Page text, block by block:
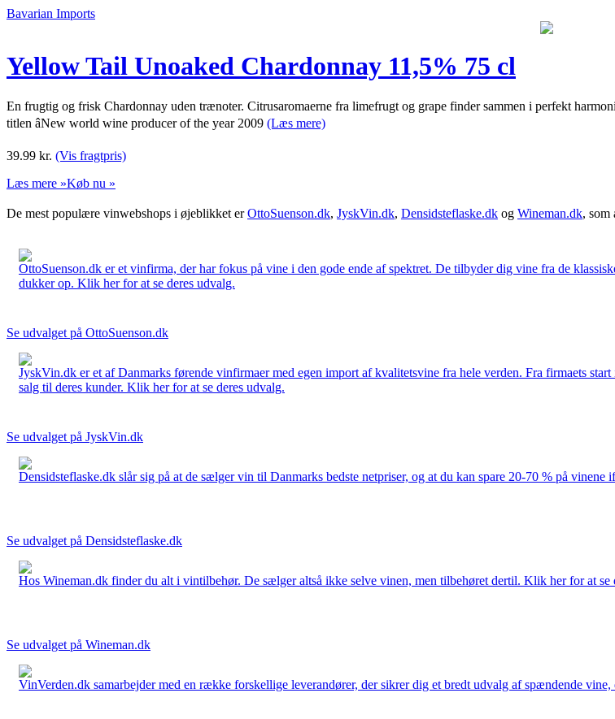
Bavarian Imports
Yellow Tail Unoaked Chardonnay 11,5% 75 cl
En frugtig og frisk Chardonnay uden trænoter. Citrusaromaerne fra limefrugt og grape finder sammen i perfekt
titlen âNew world wine producer of the year 2009 (Læs mere)
39.99 kr. (Vis fragtpris)
Læs mere »Køb nu »
De mest populære vinwebshops i øjeblikket erOttoSuenson.dk, JyskVin.dk, Densidsteflaske.dk og Wineman.dk, som
OttoSuenson.dk er et vinfirma, der har fokus på vine i den gode ende af spektret. De tilbyder dig vine fra de
dukker op. Klik her for at se deres udvalg.
Se udvalget på OttoSuenson.dk
JyskVin.dk er et af Danmarks førende vinfirmaer med egen import af kvalitetsvine fra hele verden. Fra firmaets
salg til deres kunder. Klik her for at se deres udvalg.
Se udvalget på JyskVin.dk
Densidsteflaske.dk slår sig på at de sælger vin til Danmarks bedste netpriser, og at du kan spare 20-70 % på
Se udvalget på Densidsteflaske.dk
Hos Wineman.dk finder du alt i vintilbehør. De sælger altså ikke selve vinen, men tilbehøret dertil. Klik her for at se
Se udvalget på Wineman.dk
VinVerden.dk samarbejder med en række forskellige leverandører, der sikrer dig et bredt udvalg af spændende